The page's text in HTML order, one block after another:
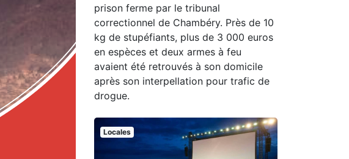
prison ferme par le tribunal
correctionnel de Chambéry. Près de 10
kg de stupéfiants, plus de 3 000 euros
en espèces et deux armes à feu
avaient été retrouvés à son domicile
après son interpellation pour trafic de
drogue.
Locales